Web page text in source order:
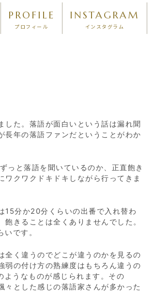
PROFILE
プロフィール
INSTAGRAM
インスタグラム
した。落語が面白いという話は漏れ聞
長年の落語ファンだということがわか
っと落語を聞いているのか、正直飽き
クワクドキドキしながら行ってきま
15分か20分くらいの出番で入れ替わ
きることは全くありませんでした。
です。
全く違うのでどこが違うのかを見るの
弱の付け方の熟練度はもちろん違うの
ようなものが感じられます。その
々とした感じの落語家さんが多かった